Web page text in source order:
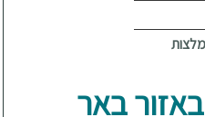
באר